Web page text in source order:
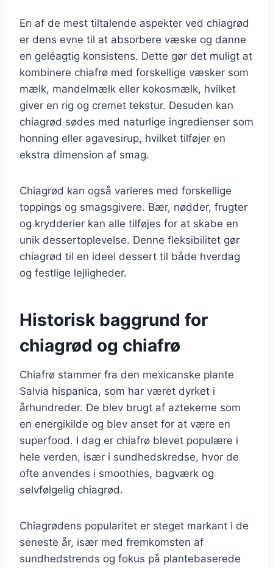
En af de mest tiltalende aspekter ved chiagrød
er dens evne til at absorbere væske og danne
en geléagtig konsistens. Dette gør det muligt at
kombinere chiafrø med forskellige væsker som
mælk, mandelmælk eller kokosmælk, hvilket
giver en rig og cremet tekstur. Desuden kan
chiagrød sødes med naturlige ingredienser som
honning eller agavesirup, hvilket tilføjer en
ekstra dimension af smag.
Chiagrød kan også varieres med forskellige
toppings og smagsgivere. Bær, nødder, frugter
og krydderier kan alle tilføjes for at skabe en
unik dessertoplevelse. Denne fleksibilitet gør
chiagrød til en ideel dessert til både hverdag
og festlige lejligheder.
Historisk baggrund for
chiagrød og chiafrø
Chiafrø stammer fra den mexicanske plante
Salvia hispanica, som har været dyrket i
århundreder. De blev brugt af aztekerne som
en energikilde og blev anset for at være en
superfood. I dag er chiafrø blevet populære i
hele verden, især i sundhedskredse, hvor de
ofte anvendes i smoothies, bagværk og
selvfølgelig chiagrød.
Chiagrødens popularitet er steget markant i de
seneste år, især med fremkomsten af
sundhedstrends og fokus på plantebaserede